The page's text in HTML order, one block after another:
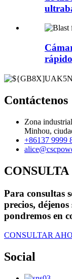
Contáctenos
Zona
Minhou,
+86137 9999
CONSULTA
Para consultas
precios,
pondremos en
CONSULTAR
Social